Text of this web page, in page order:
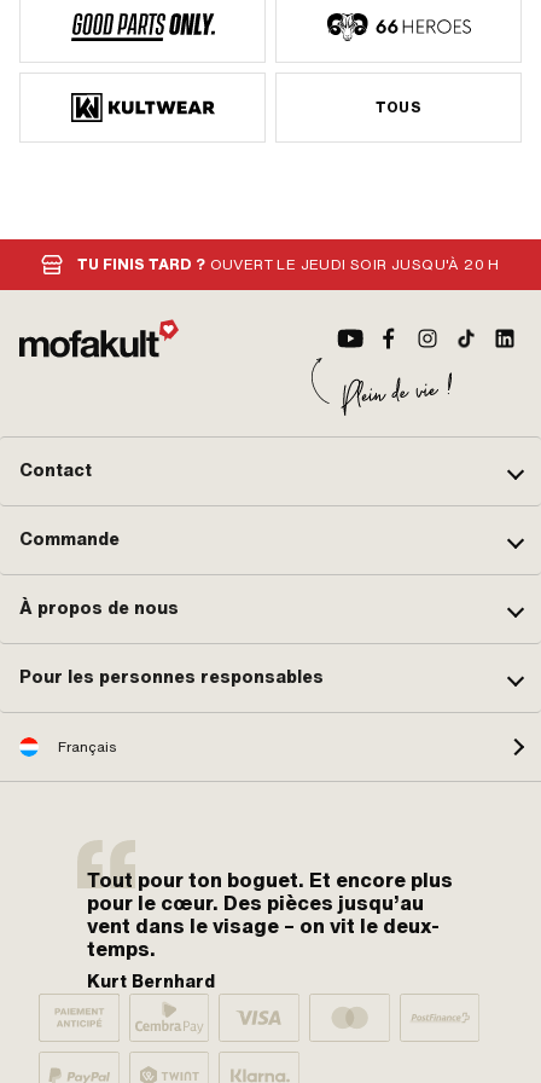
TOUS
TU FINIS TARD ? OUVERT LE JEUDI SOIR JUSQU'À 20 H
Contact
Commande
À propos de nous
Pour les personnes responsables
Français
Tout pour ton boguet. Et encore plus
pour le cœur. Des pièces jusqu’au
vent dans le visage – on vit le deux-
temps.
Kurt Bernhard